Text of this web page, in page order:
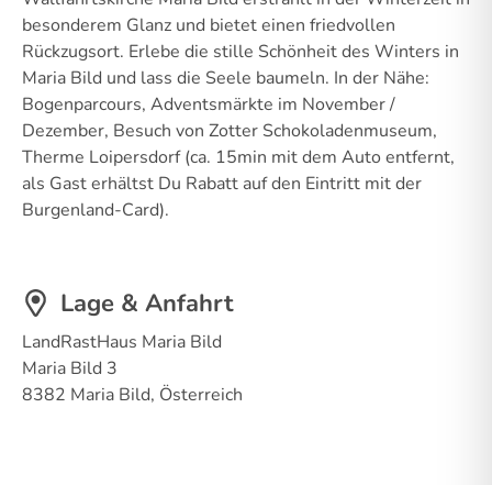
besonderem Glanz und bietet einen friedvollen
Rückzugsort. Erlebe die stille Schönheit des Winters in
Maria Bild und lass die Seele baumeln. In der Nähe:
Bogenparcours, Adventsmärkte im November /
Dezember, Besuch von Zotter Schokoladenmuseum,
Therme Loipersdorf (ca. 15min mit dem Auto entfernt,
als Gast erhältst Du Rabatt auf den Eintritt mit der
Burgenland-Card).
Lage & Anfahrt
LandRastHaus Maria Bild
Maria Bild 3
8382 Maria Bild, Österreich